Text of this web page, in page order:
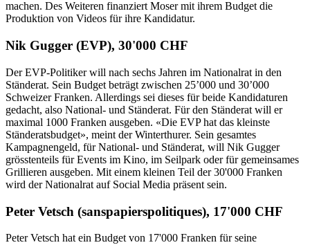
machen. Des Weiteren finanziert Moser mit ihrem Budget die
Produktion von Videos für ihre Kandidatur.
Nik Gugger (EVP), 30'000 CHF
Der EVP-Politiker will nach sechs Jahren im Nationalrat in den
Ständerat. Sein Budget beträgt zwischen 25’000 und 30’000
Schweizer Franken. Allerdings sei dieses für beide Kandidaturen
gedacht, also National- und Ständerat. Für den Ständerat will er
maximal 1000 Franken ausgeben. «Die EVP hat das kleinste
Ständeratsbudget», meint der Winterthurer. Sein gesamtes
Kampagnengeld, für National- und Ständerat, will Nik Gugger
grösstenteils für Events im Kino, im Seilpark oder für gemeinsames
Grillieren ausgeben. Mit einem kleinen Teil der 30'000 Franken
wird der Nationalrat auf Social Media präsent sein.
Peter Vetsch (sanspapierspolitiques), 17'000 CHF
Peter Vetsch hat ein Budget von 17'000 Franken für seine